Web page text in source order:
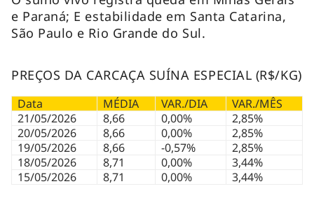
e Paraná; E estabilidade em Santa Catarina,
São Paulo e Rio Grande do Sul.
PREÇOS DA CARCAÇA SUÍNA ESPECIAL (R$/KG)
Data MÉDIA VAR./DIA
VAR./MÊS
21/05/2026
8,66 0,00%
2,85%
20/05/2026
8,66 0,00%
2,85%
19/05/2026
8,66 -0,57%
2,85%
18/05/2026
8,71 0,00%
3,44%
15/05/2026
8,71 0,00% 3,44%